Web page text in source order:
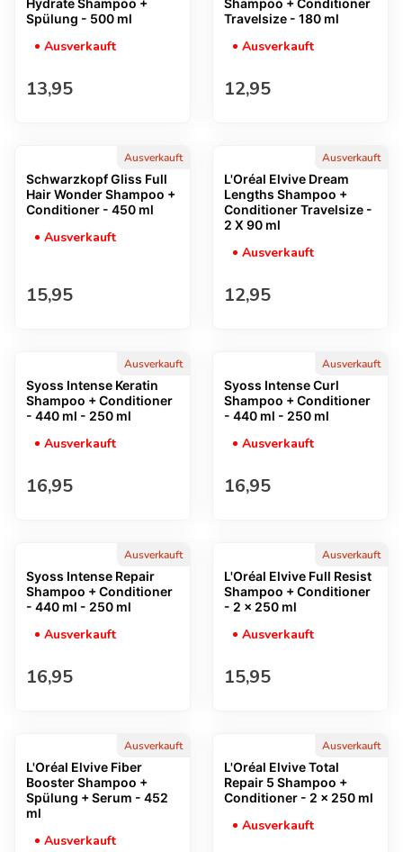
Hydrate Shampoo +
Spülung - 500 ml
Ausverkauft
Regulärer Preis
13,95
Shampoo + Conditioner
Travelsize - 180 ml
Ausverkauft
Regulärer Preis
12,95
Ausverkauft
Schwarzkopf Gliss Full
Hair Wonder Shampoo +
Conditioner - 450 ml
Ausverkauft
Regulärer Preis
15,95
Ausverkauft
L'Oréal Elvive Dream
Lengths Shampoo +
Conditioner Travelsize -
2 X 90 ml
Ausverkauft
Regulärer Preis
12,95
Ausverkauft
Syoss Intense Keratin
Shampoo + Conditioner
- 440 ml - 250 ml
Ausverkauft
Regulärer Preis
16,95
Ausverkauft
Syoss Intense Curl
Shampoo + Conditioner
- 440 ml - 250 ml
Ausverkauft
Regulärer Preis
16,95
Ausverkauft
Syoss Intense Repair
Shampoo + Conditioner
- 440 ml - 250 ml
Ausverkauft
Regulärer Preis
16,95
Ausverkauft
L'Oréal Elvive Full Resist
Shampoo + Conditioner
- 2 x 250 ml
Ausverkauft
Regulärer Preis
15,95
Ausverkauft
L'Oréal Elvive Fiber
Booster Shampoo +
Spülung + Serum - 452
ml
Ausverkauft
Ausverkauft
L'Oréal Elvive Total
Repair 5 Shampoo +
Conditioner - 2 x 250 ml
Ausverkauft